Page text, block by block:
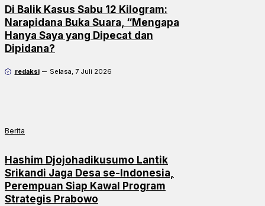
Di Balik Kasus Sabu 12 Kilogram:
Narapidana Buka Suara, “Mengapa
Hanya Saya yang Dipecat dan
Dipidana?
redaksi Selasa, 7 Juli 2026
Berita
Hashim Djojohadikusumo Lantik
Srikandi Jaga Desa se-Indonesia,
Perempuan Siap Kawal Program
Strategis Prabowo